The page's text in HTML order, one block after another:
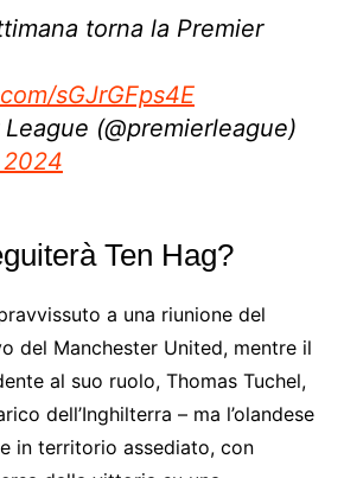
torna la Premier
sGJrGFps4E
(@premierleague)
Ten Hag?
a una riunione del
del Manchester United, mentre il
al suo ruolo, Thomas Tuchel,
dell’Inghilterra – ma l’olandese
in territorio assediato, con